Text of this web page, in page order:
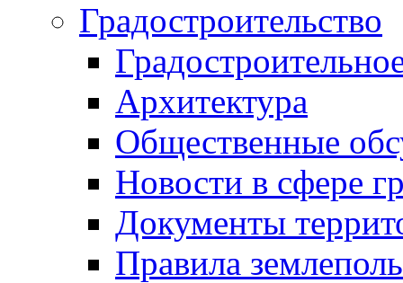
Градостроительство
Архитектура
Общественные
Новости в сфере
Документы
Правила